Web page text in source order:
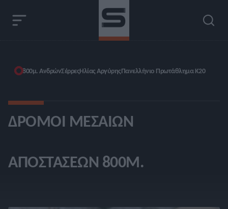
800μ. ΑνδρώνΣέρρεςΗλίας ΑργύρηςΠανελλήνιο Πρωτάθλημα Κ20
ΔΡΌΜΟΙ ΜΕΣΑΊΩΝ
ΑΠΟΣΤΆΣΕΩΝ 800Μ.